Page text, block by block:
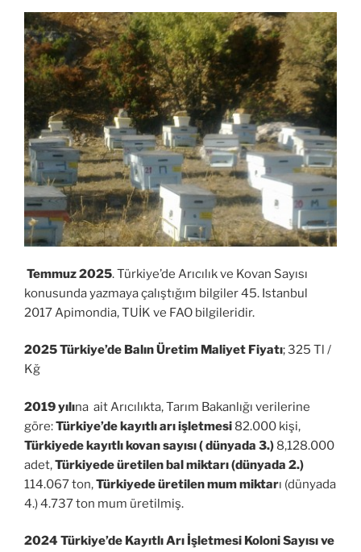
Temmuz 2025. Türkiye’de Arıcılık ve Kovan Sayısı
konusunda yazmaya çalıştığım bilgiler 45. Istanbul
2017 Apimondia, TUİK ve FAO bilgileridir.
2025 Türkiye’de Balın Üretim Maliyet Fiyatı; 325 Tl /
Kğ
2019 yılına ait Arıcılıkta, Tarım Bakanlığı verilerine
göre:Türkiye’de kayıtlı arı işletmesi 82.000 kişi,
Türkiyede kayıtlı kovan sayısı ( dünyada 3.) 8,128.000
adet,Türkiyede üretilen bal miktarı (dünyada 2.)
114.067 ton,Türkiyede üretilen mum miktarı (dünyada
4.) 4.737 ton mum üretilmiş.
2024 Türkiye’de Kayıtlı Arı İşletmesi Koloni Sayısı ve